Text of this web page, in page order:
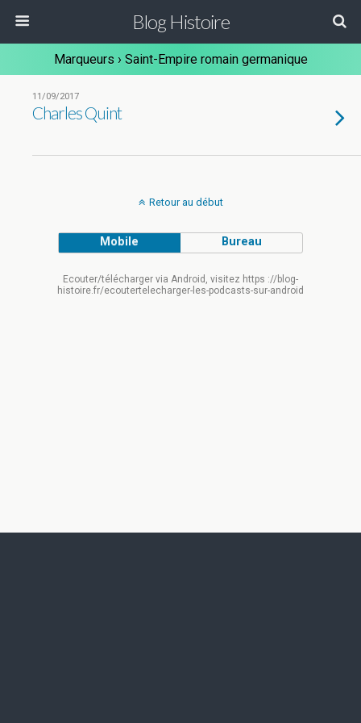
Blog Histoire
Marqueurs › Saint-Empire romain germanique
11/09/2017
Charles Quint
Retour au début
Mobile Bureau
Ecouter/télécharger via Android, visitez https ://blog-
histoire.fr/ecoutertelecharger-les-podcasts-sur-android